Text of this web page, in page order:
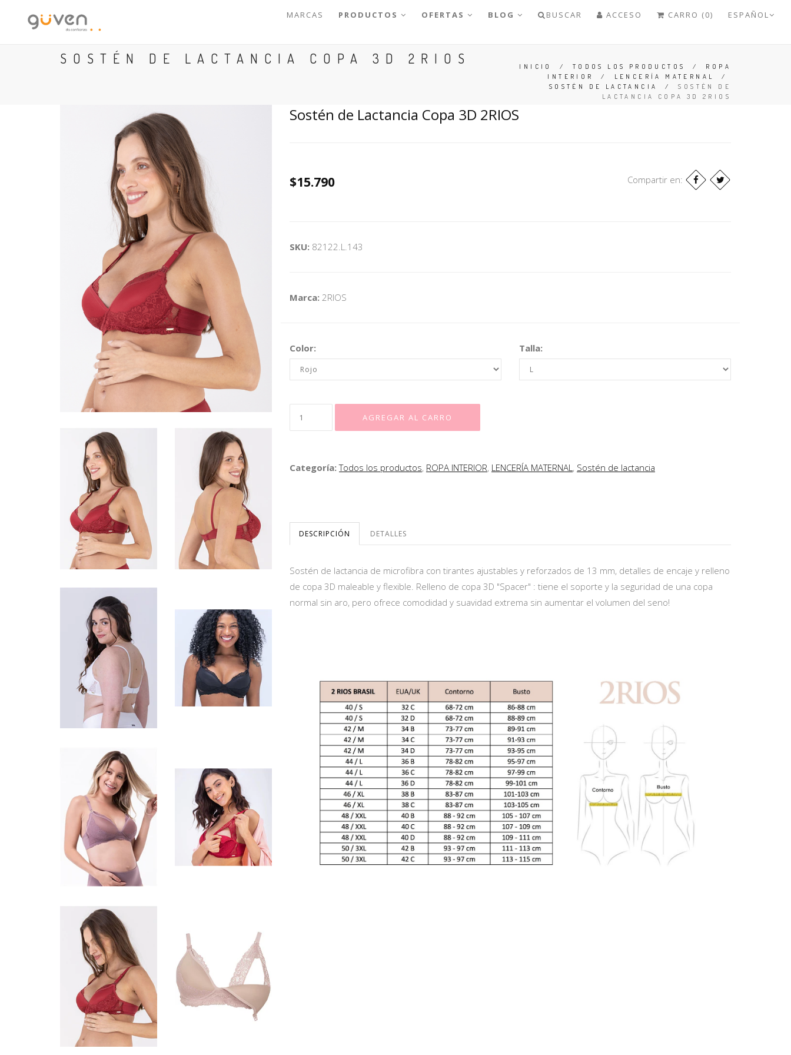
MARCAS PRODUCTOS OFERTAS BLOG BUSCAR ACCESO CARRO (0) ESPAÑOL
SOSTÉN DE LACTANCIA COPA 3D 2RIOS INICIO / TODOS LOS PRODUCTOS / ROPA
INTERIOR
/ LENCERÍA MATERNAL
/
SOSTÉN DE LACTANCIA
/SOSTÉN DE
LACTANCIA COPA 3D 2RIOS
Sostén de Lactancia Copa 3D 2RIOS
$15.790 Compartir en:
SKU: 82122.L.143
Marca: 2RIOS
Color: Talla:
Categoría:Todos los productos, ROPA INTERIOR, LENCERÍA MATERNAL, Sostén de lactancia
DESCRIPCIÓN DETALLES
Sostén de lactancia de microfibra con tirantes ajustables y reforzados de 13 mm, detalles de encaje y relleno
de copa 3D maleable y flexible. Relleno de copa 3D "Spacer" : tiene el soporte y la seguridad de una copa
normal sin aro, pero ofrece comodidad y suavidad extrema sin aumentar el volumen del seno!